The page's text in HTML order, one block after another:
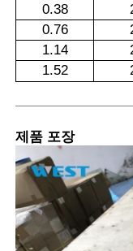
0.38
0.76
1.14
1.52
제품 포장